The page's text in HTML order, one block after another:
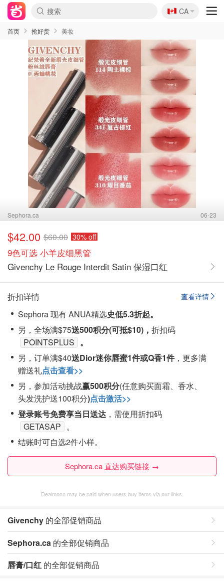
🇨🇦
CA
首页 抢好货 美妆
Sephora.ca 06-23
$42.00 $60.00 30% off
9色可选 小羊皮细黑管
Givenchy Le Rouge Interdit Satin 保湿口红
查看详情
折扣详情
Sephora 现有 ANUA精选史低5.3折起。
另，全场满$75送500积分(可抵$10)， 折扣码
POINTSPLUS 。
另，订单满$40送Dior迷你唇蜜1件或Q香1件，更多满
赠送礼点击查看>>
另，参加活动挑战赢500积分(任意购买面霜、香水、
头发洗护送100积分)点击激活>>
登录账号免费享当日送达 ，需使用折扣码
GETASAP 。
结账时可自选2件小样。
Sephora.ca 直达购买链接 →
Dealmoon may be paid when users buy items via our links.
Givenchy 的全部促销商品
Sephora.ca 的全部促销商品
唇膏/口红 的全部促销商品